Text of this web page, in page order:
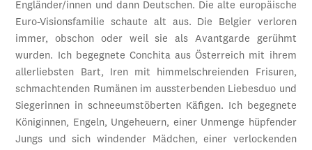
Engländer/innen und dann Deutschen. Die alte europäische
Euro-Visionsfamilie schaute alt aus. Die Belgier verloren
immer, obschon oder weil sie als Avantgarde gerühmt
wurden. Ich begegnete Conchita aus Österreich mit ihrem
allerliebsten Bart, Iren mit himmelschreienden Frisuren,
schmachtenden Rumänen im aussterbenden Liebesduo und
Siegerinnen in schneeumstöberten Käfigen. Ich begegnete
Königinnen, Engeln, Ungeheuern, einer Unmenge hüpfender
Jungs und sich windender Mädchen, einer verlockenden